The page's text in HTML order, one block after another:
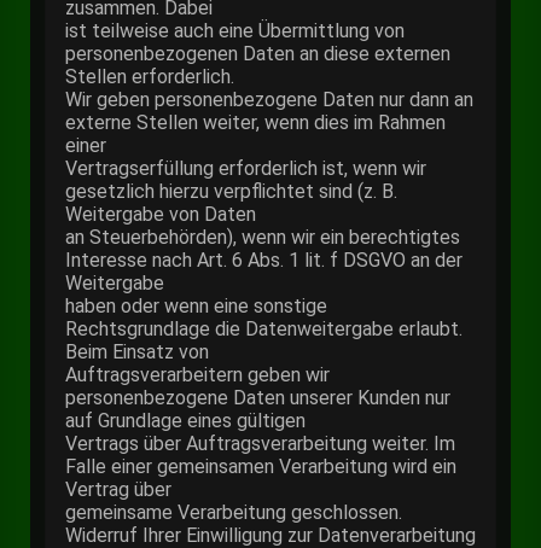
zusammen. Dabei
ist teilweise auch eine Übermittlung von
personenbezogenen Daten an diese externen
Stellen erforderlich.
Wir geben personenbezogene Daten nur dann an
externe Stellen weiter, wenn dies im Rahmen
einer
Vertragserfüllung erforderlich ist, wenn wir
gesetzlich hierzu verpflichtet sind (z. B.
Weitergabe von Daten
an Steuerbehörden), wenn wir ein berechtigtes
Interesse nach Art. 6 Abs. 1 lit. f DSGVO an der
Weitergabe
haben oder wenn eine sonstige
Rechtsgrundlage die Datenweitergabe erlaubt.
Beim Einsatz von
Auftragsverarbeitern geben wir
personenbezogene Daten unserer Kunden nur
auf Grundlage eines gültigen
Vertrags über Auftragsverarbeitung weiter. Im
Falle einer gemeinsamen Verarbeitung wird ein
Vertrag über
gemeinsame Verarbeitung geschlossen.
Widerruf Ihrer Einwilligung zur Datenverarbeitung